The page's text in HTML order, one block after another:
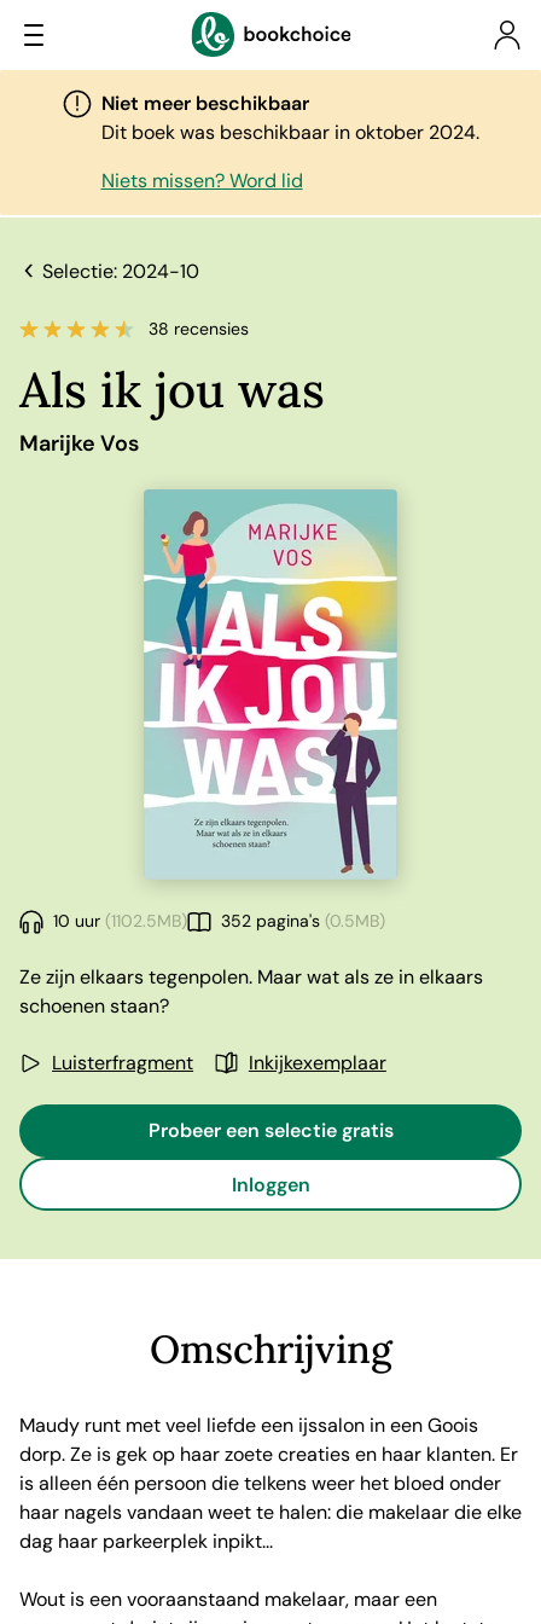
Niet meer beschikbaar
Dit boek was beschikbaar in oktober 2024.
Niets missen? Word lid
Selectie: 2024-10
38 recensies
Als ik jou was
Marijke Vos
10 uur (1102.5MB) 352 pagina's (0.5MB)
Ze zijn elkaars tegenpolen. Maar wat als ze in elkaars
schoenen staan?
Luisterfragment Inkijkexemplaar
Probeer een selectie gratis
Inloggen
Omschrijving
Maudy runt met veel liefde een ijssalon in een Goois
dorp. Ze is gek op haar zoete creaties en haar klanten. Er
is alleen één persoon die telkens weer het bloed onder
haar nagels vandaan weet te halen: die makelaar die elke
dag haar parkeerplek inpikt...
Wout is een vooraanstaand makelaar, maar een